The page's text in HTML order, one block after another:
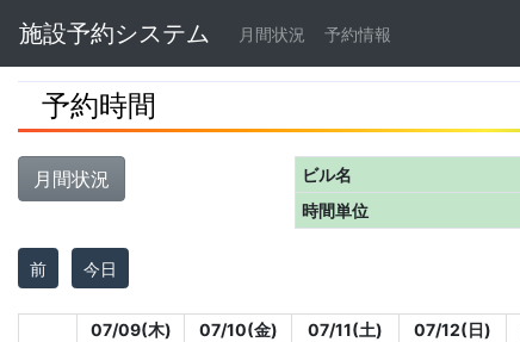
Navbar
施設予約システム 月間状況 予約情報
予約時間
月間状況 ビル名
時間単位
前 今日
07/09(木) 07/10(金) 07/11(土) 07/12(日)